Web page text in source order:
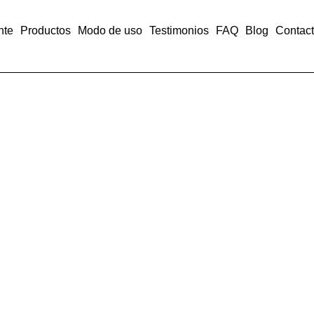
Productos Modo de uso Testimonios FAQ Blog